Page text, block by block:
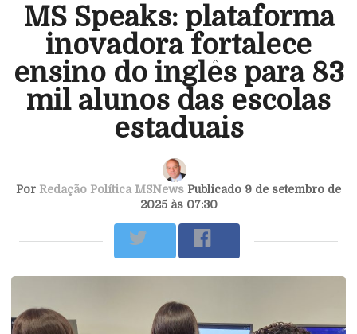
MS Speaks: plataforma
inovadora fortalece
ensino do inglês para 83
mil alunos das escolas
estaduais
Por Redação Política MSNews Publicado 9 de setembro de
2025 às 07:30